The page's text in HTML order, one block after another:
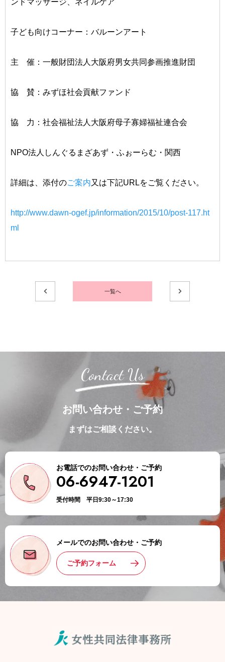
ンドマッサージ、ネイルケア
子ども向けコーナー：バルーンアート
主 催：一般財団法人大阪府男女共同参画推進財団
協 賛：みずほ社会貢献ファンド
協 力：社会福祉法人大阪府母子寡婦福祉連合会
NPO法人しんぐるまざあず・ふぉーらむ・関西
詳細は、添付のご案内又は下記URLをご覧ください。
http://www.dawn-ogef.jp/information/2015/10/post-117.ht
ml
一覧へ
Contact Us
お問い合わせ・ご予約
まずはご相談ください。
お電話でのお問い合わせ・ご予約
06-6947-1201
受付時間 平日9:30～17:30
メールでのお問い合わせ・ご予約
ご予約フォーム